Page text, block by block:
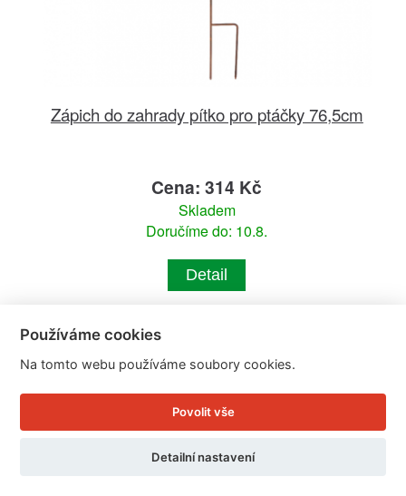
Zápich do zahrady pítko pro ptáčky 76,5cm
Cena: 314 Kč
Skladem
Doručíme do: 10.8.
Detail
Používáme cookies
Na tomto webu používáme soubory cookies.
Povolit vše
Detailní nastavení